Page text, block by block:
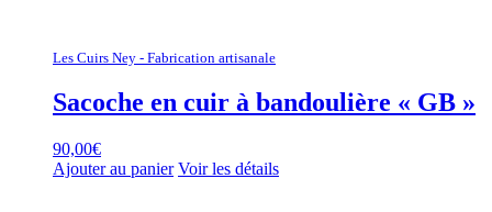
Les Cuirs Ney - Fabrication artisanale
Sacoche en cuir à bandoulière « GB »
90,00€
Ajouter au panier Voir les détails